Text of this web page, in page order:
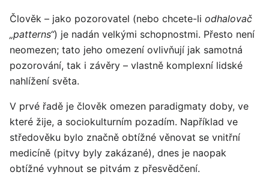
Člověk – jako pozorovatel (nebo chcete-li odhalovač
„patterns“) je nadán velkými schopnostmi. Přesto není
neomezen; tato jeho omezení ovlivňují jak samotná
pozorování, tak i závěry – vlastně komplexní lidské
nahlížení světa.
V prvé řadě je člověk omezen paradigmaty doby, ve
které žije, a sociokulturním pozadím. Například ve
středověku bylo značně obtížné věnovat se vnitřní
medicíně (pitvy byly zakázané), dnes je naopak
obtížné vyhnout se pitvám z přesvědčení.